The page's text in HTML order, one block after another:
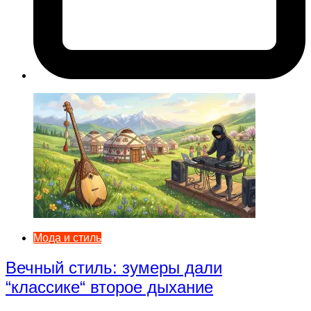
Мода и стиль
Вечный стиль: зумеры дали
“классике“ второе дыхание